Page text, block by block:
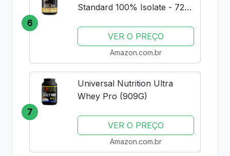
6
Standard 100% Isolate - 720g
VER O PREÇO
Amazon.com.br
7
Universal Nutrition Ultra
Whey Pro (909G)
VER O PREÇO
Amazon.com.br